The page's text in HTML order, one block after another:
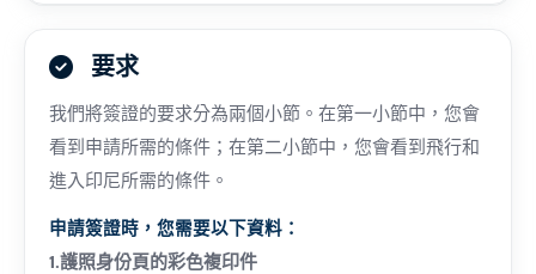
要求
我們將簽證的要求分為兩個小節。在第一小節中，您會
看到申請所需的條件；在第二小節中，您會看到飛行和
進入印尼所需的條件。
申請簽證時，您需要以下資料：
1.護照身份頁的彩色複印件